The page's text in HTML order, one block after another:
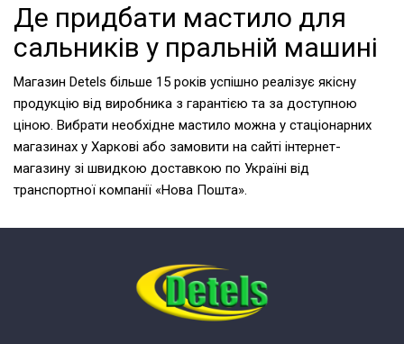
Де придбати мастило для
сальників у пральній машині
Магазин Detels більше 15 років успішно реалізує якісну
продукцію від виробника з гарантією та за доступною
ціною. Вибрати необхідне мастило можна у стаціонарних
магазинах у Харкові або замовити на сайті інтернет-
магазину зі швидкою доставкою по Україні від
транспортної компанії «Нова Пошта».